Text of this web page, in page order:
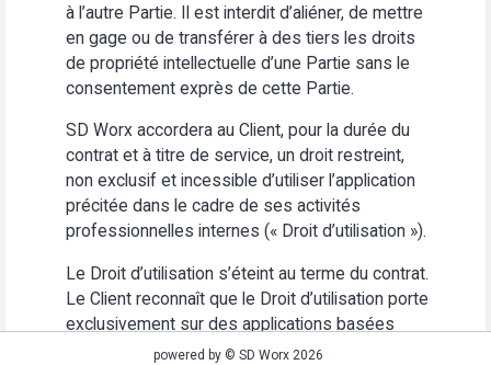
à l’autre Partie. Il est interdit d’aliéner, de mettre
en gage ou de transférer à des tiers les droits
de propriété intellectuelle d’une Partie sans le
consentement exprès de cette Partie.
SD Worx accordera au Client, pour la durée du
contrat et à titre de service, un droit restreint,
non exclusif et incessible d’utiliser l’application
précitée dans le cadre de ses activités
professionnelles internes (« Droit d’utilisation »).
Le Droit d’utilisation s’éteint au terme du contrat.
Le Client reconnaît que le Droit d’utilisation porte
exclusivement sur des applications basées
Web. Le Client s’abstiendra (i) d’utiliser
powered by © SD Worx 2026